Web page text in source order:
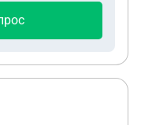
без брата.